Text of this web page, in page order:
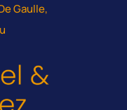
Gaulle,